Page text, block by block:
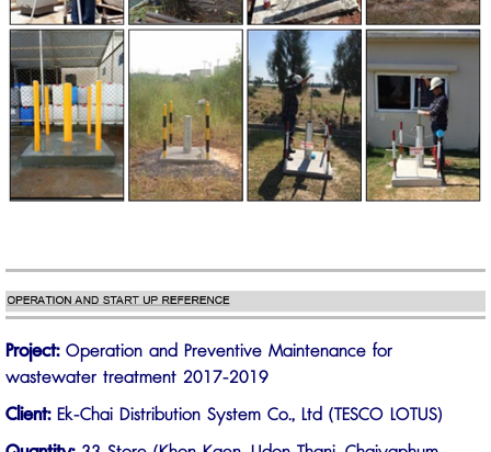
Project:Operation and Preventive Maintenance for
wastewater treatment 2017-2019
Client: Ek-Chai Distribution System Co., Ltd (TESCO LOTUS)